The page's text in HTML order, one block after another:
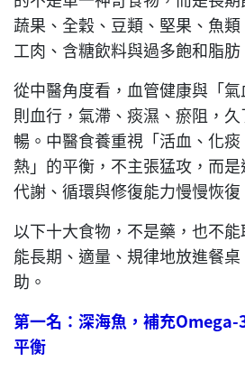
蔬果、全穀、豆類、堅果、魚
工肉、含糖飲料與過多飽和脂肪
從中醫角度看，血管健康與「
則血行，氣滯、痰濕、瘀阻，
暢。中醫食養重視「活血、化
熱」的平衡，不主張猛攻，而
代謝、循環與修復能力慢慢恢復
以下十大食物，不是藥，也不
能長期、適量、規律地放進餐
助。
第一名：深海魚，補充Omega-
平衡